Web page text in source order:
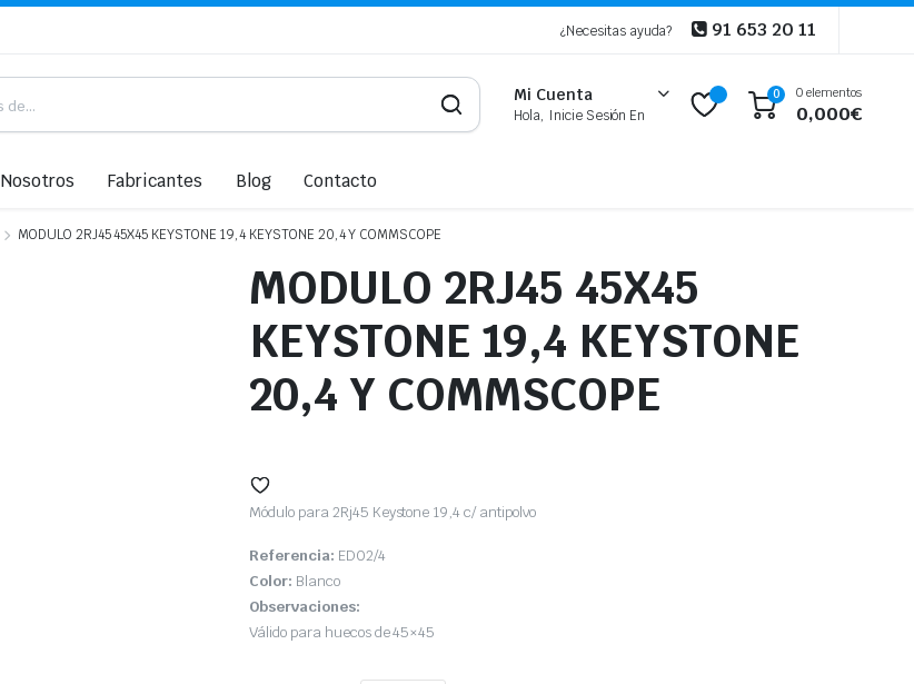
¿Necesitas ayuda? 91 653 20 11
Mi Cuenta
Hola, Inicie Sesión En
0 0 elementos
0,000€
Nosotros Fabricantes Blog Contacto
MODULO 2RJ45 45X45 KEYSTONE 19,4 KEYSTONE 20,4 Y COMMSCOPE
MODULO 2RJ45 45X45
KEYSTONE 19,4 KEYSTONE
20,4 Y COMMSCOPE
Módulo para 2Rj45 Keystone 19,4 c/ antipolvo
Referencia: ED02/4
Color: Blanco
Observaciones:
Válido para huecos de 45×45